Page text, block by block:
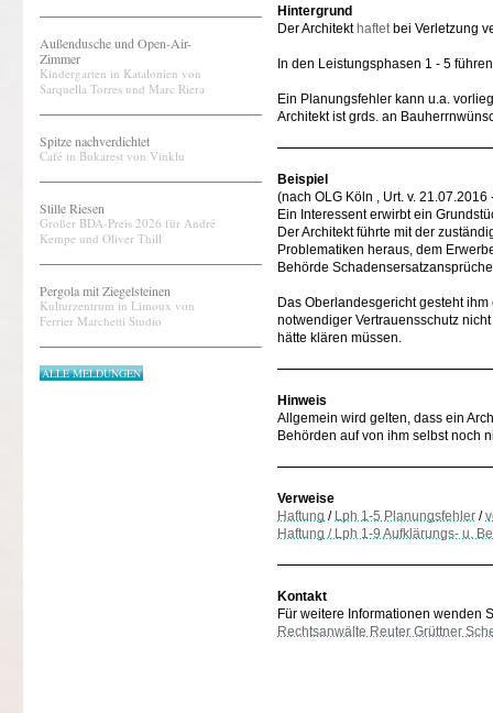
Außendusche und Open-Air-
Zimmer
Kindergarten in Katalonien von
Sarquella Torres und Marc Riera
Spitze nachverdichtet
Café in Bukarest von Vinklu
Stille Riesen
Großer BDA-Preis 2026 für André
Kempe und Oliver Thill
Pergola mit Ziegelsteinen
Kulturzentrum in Limoux von
Ferrier Marchetti Studio
ALLE MELDUNGEN
Hintergrund
Der Architekt haftetbei Verletzung
In den Leistungsphasen 1 - 5
Ein Planungsfehler kann u.a.
Architekt ist grds. an
Beispiel
(nach OLG Köln , Urt. v. 21.07.2016
Ein Interessent erwirbt ein
Der Architekt führte mit der
Problematiken heraus, dem
Behörde
Das Oberlandesgericht gesteht
notwendiger Vertrauensschutz
hätte klären müssen.
Hinweis
Allgemein wird gelten, dass ein
Behörden auf von ihm selbst noch
Verweise
Haftung / Lph 1-5 Planungsfehler /
Haftung / Lph 1-9 Aufklärungs- u.
Kontakt
Für weitere Informationen wenden
Rechtsanwälte Reuter Grüttner